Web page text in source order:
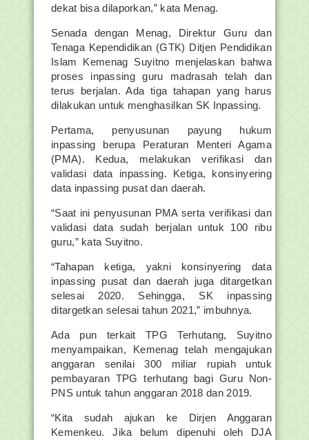
dekat bisa dilaporkan,” kata Menag.
Senada dengan Menag, Direktur Guru dan
Tenaga Kependidikan (GTK) Ditjen Pendidikan
Islam Kemenag Suyitno menjelaskan bahwa
proses inpassing guru madrasah telah dan
terus berjalan. Ada tiga tahapan yang harus
dilakukan untuk menghasilkan SK Inpassing.
Pertama, penyusunan payung hukum
inpassing berupa Peraturan Menteri Agama
(PMA). Kedua, melakukan verifikasi dan
validasi data inpassing. Ketiga, konsinyering
data inpassing pusat dan daerah.
“Saat ini penyusunan PMA serta verifikasi dan
validasi data sudah berjalan untuk 100 ribu
guru,” kata Suyitno.
“Tahapan ketiga, yakni konsinyering data
inpassing pusat dan daerah juga ditargetkan
selesai 2020. Sehingga, SK inpassing
ditargetkan selesai tahun 2021,” imbuhnya.
Ada pun terkait TPG Terhutang, Suyitno
menyampaikan, Kemenag telah mengajukan
anggaran senilai 300 miliar rupiah untuk
pembayaran TPG terhutang bagi Guru Non-
PNS untuk tahun anggaran 2018 dan 2019.
“Kita sudah ajukan ke Dirjen Anggaran
Kemenkeu. Jika belum dipenuhi oleh DJA